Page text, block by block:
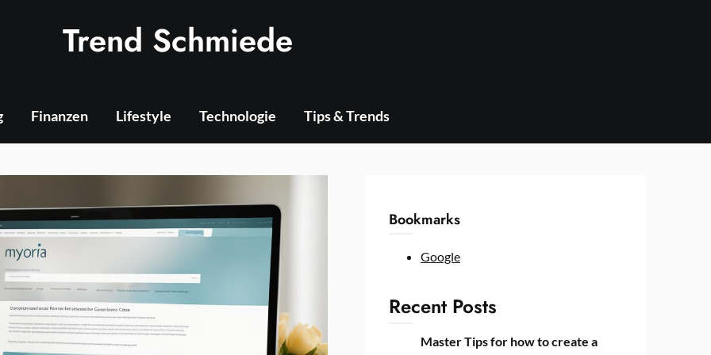
Trend Schmiede
Finanzen Lifestyle Technologie Tips & Trends
Bookmarks
Google
Recent Posts
Master Tips for how to create a